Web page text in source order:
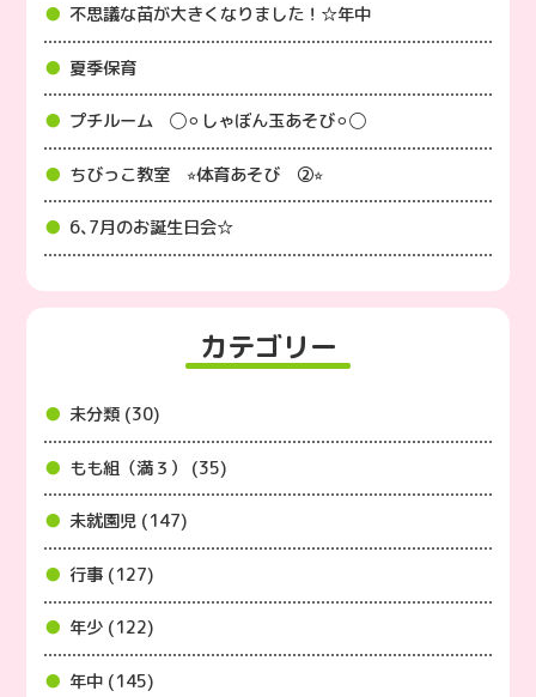
不思議な苗が大きくなりました！☆年中
夏季保育
プチルーム ◯⚪︎しゃぼん玉あそび⚪︎◯
ちびっこ教室 ⭐︎体育あそび ②⭐︎
6､7月のお誕生日会☆
カテゴリー
未分類 (30)
もも組（満３） (35)
未就園児 (147)
行事 (127)
年少 (122)
年中 (145)